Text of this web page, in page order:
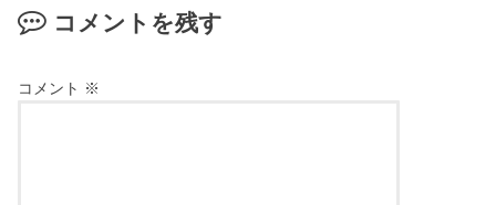
コメントを残す
コメント ※